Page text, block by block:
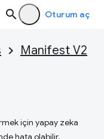
Oturum aç
Manifest V2
için yapay zeka
hata olabilir.